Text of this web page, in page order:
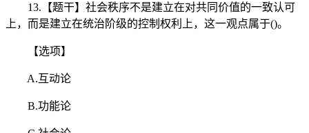
13.【题干】社会秩序不是建立在对共同价值的一致认可
上，而是建立在统治阶级的控制权利上，这一观点属于()。
【选项】
A.互动论
B.功能论